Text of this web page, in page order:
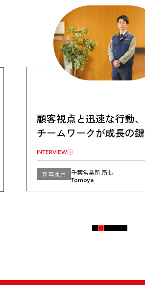
顧客視点と迅速な行動、
チームワークが成長の鍵
INTERVIEW
新卒採用 千葉営業所 所長
Tomoya